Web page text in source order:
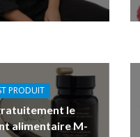
PRODUIT
le
alimentaire M-